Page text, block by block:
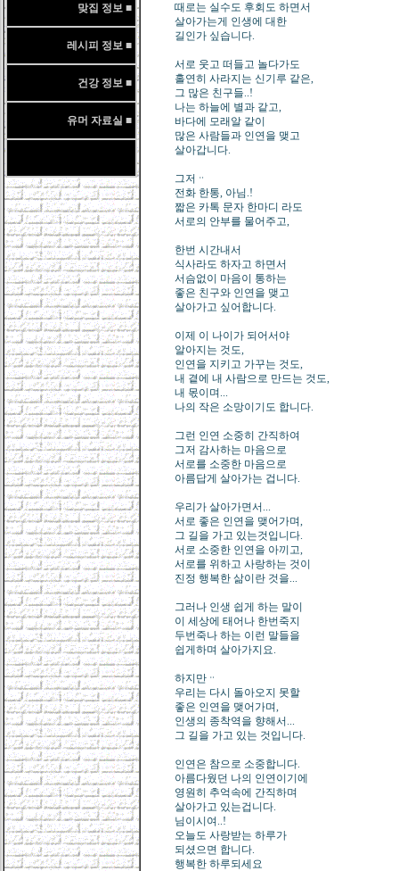
맞집 정보 ■
레시피 정보 ■
건강 정보 ■
유머 자료실 ■
때로는 실수도 후회도 하면서
살아가는게 인생에 대한
길인가 싶습니다.
서로 웃고 떠들고 놀다가도
홀연히 사라지는 신기루 같은,
그 많은 친구들..!
나는 하늘에 별과 같고,
바다에 모래알 같이
많은 사람들과 인연을 맺고
살아갑니다.
그저ᆢ
전화 한통, 아님.!
짧은 카톡 문자 한마디 라도
서로의 안부를 물어주고,
한번 시간내서
식사라도 하자고 하면서
서슴없이 마음이 통하는
좋은 친구와 인연을 맺고
살아가고 싶어합니다.
이제 이 나이가 되어서야
알아지는 것도,
인연을 지키고 가꾸는 것도,
내 곁에 내 사람으로 만드는 것도,
내 몫이며...
나의 작은 소망이기도 합니다.
그런 인연 소중히 간직하여
그저 감사하는 마음으로
서로를 소중한 마음으로
아름답게 살아가는 겁니다.
우리가 살아가면서...
서로 좋은 인연을 맺어가며,
그 길을 가고 있는것입니다.
서로 소중한 인연을 아끼고,
서로를 위하고 사랑하는 것이
진정 행복한 삶이란 것을...
그러나 인생 쉽게 하는 말이
이 세상에 태어나 한번죽지
두번죽나 하는 이런 말들을
쉽게하며 살아가지요.
하지만ᆢ
우리는 다시 돌아오지 못할
좋은 인연을 맺어가며,
인생의 종착역을 향해서...
그 길을 가고 있는 것입니다.
인연은 참으로 소중합니다.
아름다웠던 나의 인연이기에
영원히 추억속에 간직하며
살아가고 있는겁니다.
님이시여..!
오늘도 사랑받는 하루가
되셨으면 합니다.
행복한 하루되세요